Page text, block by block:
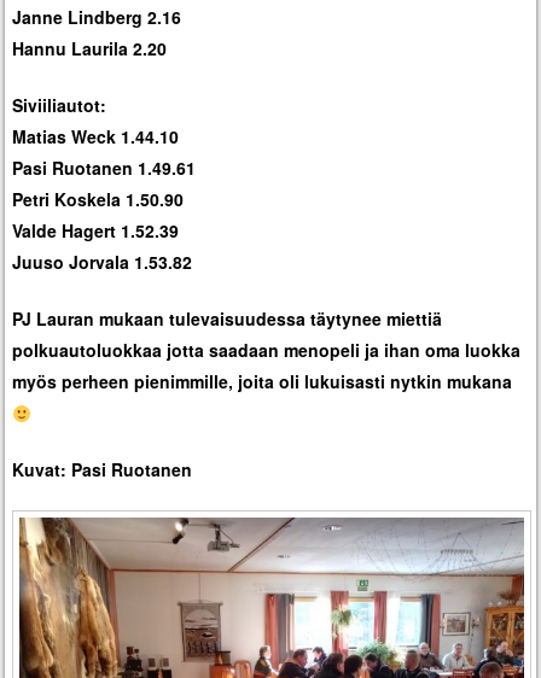
Janne Lindberg 2.16
Hannu Laurila 2.20
Siviiliautot:
Matias Weck 1.44.10
Pasi Ruotanen 1.49.61
Petri Koskela 1.50.90
Valde Hagert 1.52.39
Juuso Jorvala 1.53.82
PJ Lauran mukaan tulevaisuudessa täytynee miettiä
polkuautoluokkaa jotta saadaan menopeli ja ihan oma luokka
myös perheen pienimmille, joita oli lukuisasti nytkin mukana
Kuvat: Pasi Ruotanen